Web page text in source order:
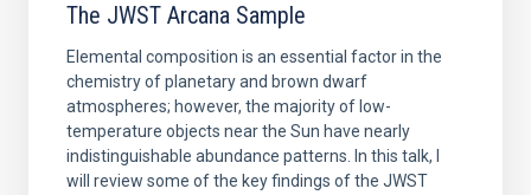
The JWST Arcana Sample
Elemental composition is an essential factor in the
chemistry of planetary and brown dwarf
atmospheres; however, the majority of low-
temperature objects near the Sun have nearly
indistinguishable abundance patterns. In this talk, I
will review some of the key findings of the JWST